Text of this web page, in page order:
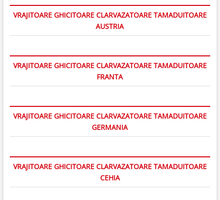
VRAJITOARE GHICITOARE CLARVAZATOARE TAMADUITOARE
AUSTRIA
VRAJITOARE GHICITOARE CLARVAZATOARE TAMADUITOARE
FRANTA
VRAJITOARE GHICITOARE CLARVAZATOARE TAMADUITOARE
GERMANIA
VRAJITOARE GHICITOARE CLARVAZATOARE TAMADUITOARE
CEHIA